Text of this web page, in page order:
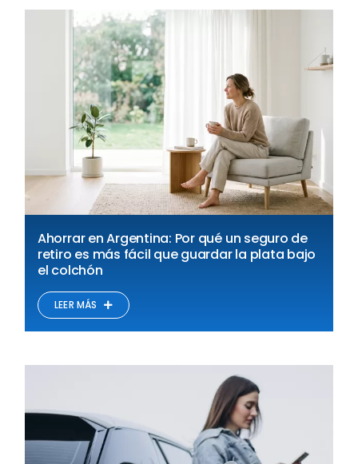
Ahorrar en Argentina: Por qué un seguro de
retiro es más fácil que guardar la plata bajo
el colchón
LEER MÁS